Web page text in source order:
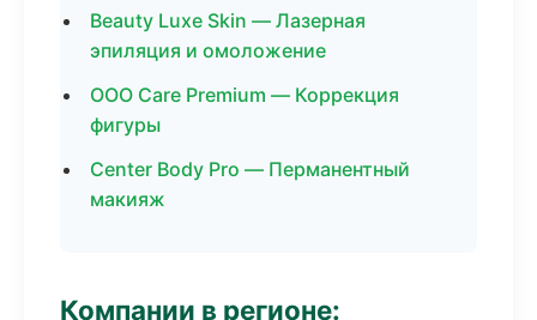
Beauty Luxe Skin — Лазерная
эпиляция и омоложение
ООО Care Premium — Коррекция
фигуры
Center Body Pro — Перманентный
макияж
Компании в регионе: